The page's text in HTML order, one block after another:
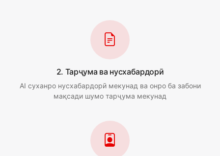
2. Тарҷума ва нусхабардорӣ
AI суханро нусхабардорӣ мекунад ва онро ба забони
мақсади шумо тарҷума мекунад